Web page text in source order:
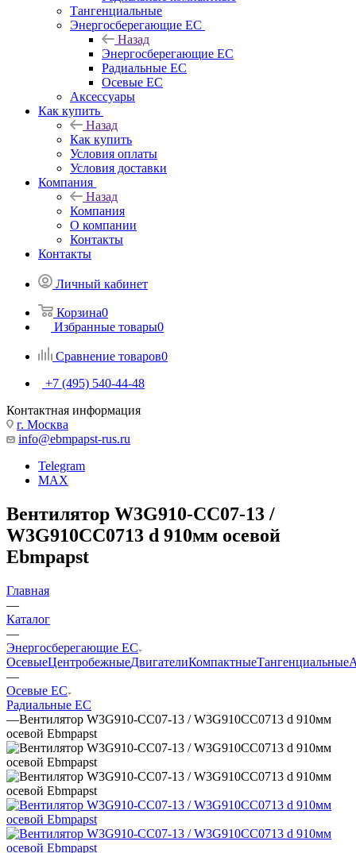
Тангенциальные
Энергосберегающие EC
Назад
Энергосберегающие EC
Радиальные EC
Осевые EC
Аксессуары
Как купить
Назад
Как купить
Условия оплаты
Условия доставки
Компания
Назад
Компания
О компании
Контакты
Контакты
Личный кабинет
Корзина0
Избранные товары0
Сравнение товаров0
+7 (495) 540-44-48
Контактная информация
г. Москва
info@ebmpapst-rus.ru
Telegram
MAX
Вентилятор W3G910-CC07-13 /
W3G910CC0713 d 910мм осевой
Ebmpapst
Главная
—
Каталог
—
Энергосберегающие EC
ОсевыеЦентробежныеДвигателиКомпактныеТангенциальные
—
Осевые EC
Радиальные EC
—Вентилятор W3G910-CC07-13 / W3G910CC0713 d 910мм
осевой Ebmpapst